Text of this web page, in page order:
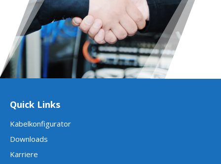
Quick Links
Kabelkonfigurator
Downloads
Karriere